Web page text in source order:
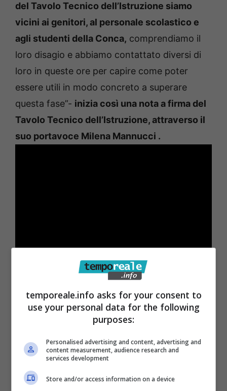
del Tavolo Tecnico dell’Istruzione siamo
vicini ai genitori, al personale scolastico e
agli studenti della Conca, comprendiamo il
loro disagio e abbiamo contattato diversi di
loro in queste ore per capire come poter
essere utili in modo concreto a superare
questa fase”- inizia così una nota a firma del
Tavolo Tecnico dell’Istruzione, attraverso il
suo portavoce Milena Mannucci .
“Come Tavolo Tecnico dell’Istruzione,
Studio sia fondamentale e inalienabile, da
tutelare in ogni circostanza. E lo stesso vale
insegnanti, operatori e ogni altro membro
della grande famiglia scolastica ha diritto di
lavorare nell’ambiente scolastico nel pieno
temporeale.info asks for your consent to
use your personal data for the following
purposes:
Personalised advertising and content, advertising and
content measurement, audience research and
services development
Store and/or access information on a device